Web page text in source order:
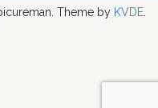
Theme by KVDE.